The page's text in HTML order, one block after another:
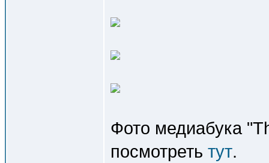
Фото медиабука
посмотреть тут.